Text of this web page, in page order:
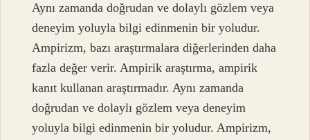
Aynı zamanda doğrudan ve dolaylı gözlem veya
deneyim yoluyla bilgi edinmenin bir yoludur.
Ampirizm, bazı araştırmalara diğerlerinden daha
fazla değer verir. Ampirik araştırma, ampirik
kanıt kullanan araştırmadır. Aynı zamanda
doğrudan ve dolaylı gözlem veya deneyim
yoluyla bilgi edinmenin bir yoludur. Ampirizm,